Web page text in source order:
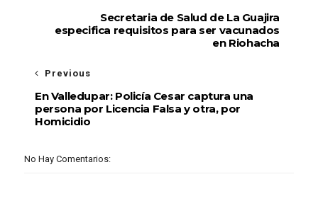
Secretaria de Salud de La Guajira
especifica requisitos para ser vacunados
en Riohacha
Previous
En Valledupar: Policía Cesar captura una
persona por Licencia Falsa y otra, por
Homicidio
No Hay Comentarios: